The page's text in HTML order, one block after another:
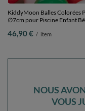
KiddyMoon Balles Colorées
∅7cm pour Piscine Enfant
Balles/7cm
46,90 € / item
NOUS
VOUS